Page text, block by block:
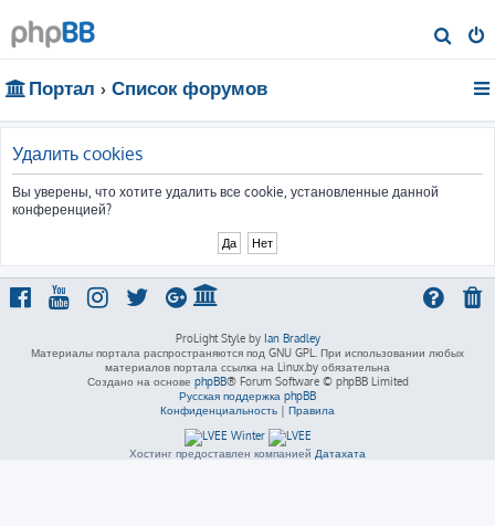
о
Портал Список форумов
Удалить cookies
Вы уверены, что хотите удалить все cookie, установленные данной
конференцией?
ProLight Style by Ian Bradley
Материалы портала распространяются под GNU GPL. При использовании любых
материалов портала ссылка на Linux.by обязательна
Создано на основе phpBB® Forum Software © phpBB Limited
Русская поддержка phpBB
Конфиденциальность | Правила
Хостинг предоставлен компанией Датахата